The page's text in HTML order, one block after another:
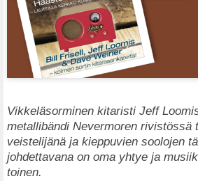
Vikkeläsorminen kitaristi Jeff
metallibändi Nevermoren rivistössä
veistelijänä ja kieppuvien soolojen
johdettavana on oma yhtye ja
toinen.